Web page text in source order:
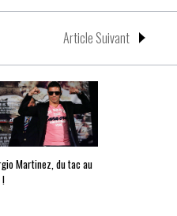
Article Suivant
Martinez, du tac au
!